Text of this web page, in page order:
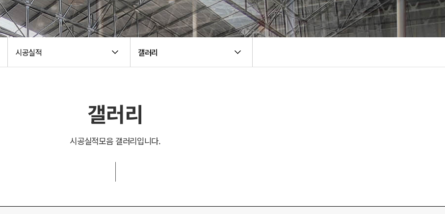
시공실적 갤러리
갤러리
시공실적모음 갤러리입니다.